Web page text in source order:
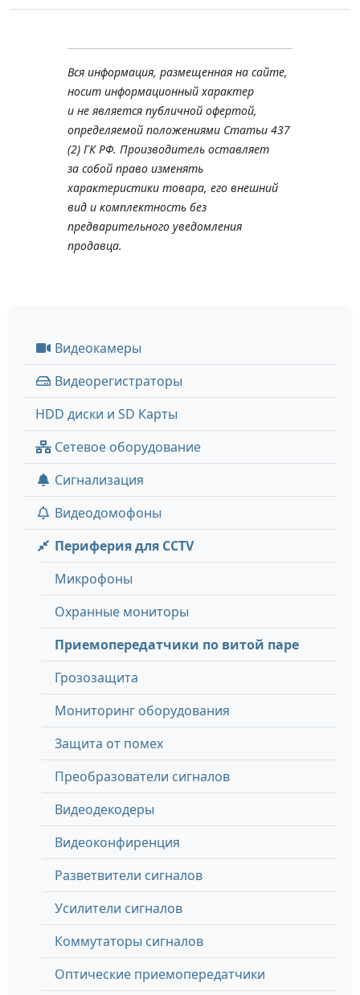
Вся информация, размещенная на сайте,
носит информационный характер
и не является публичной офертой,
определяемой положениями Статьи 437
(2) ГК РФ. Производитель оставляет
за собой право изменять
характеристики товара, его внешний
вид и комплектность без
предварительного уведомления
продавца.
Видеокамеры
Видеорегистраторы
HDD диски и SD Карты
Сетевое оборудование
Сигнализация
Видеодомофоны
Периферия для CCTV
Микрофоны
Охранные мониторы
Приемопередатчики по витой паре
Грозозащита
Мониторинг оборудования
Защита от помех
Преобразователи сигналов
Видеодекодеры
Видеоконфиренция
Разветвители сигналов
Усилители сигналов
Коммутаторы сигналов
Оптические приемопередатчики